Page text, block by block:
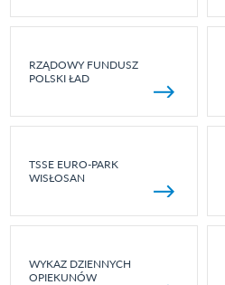
RZĄDOWY FUNDUSZ
POLSKI ŁAD
TSSE EURO-PARK
WISŁOSAN
WYKAZ DZIENNYCH
OPIEKUNÓW